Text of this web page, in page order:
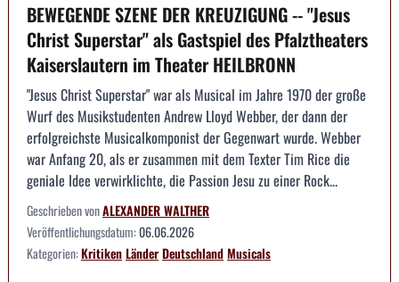
BEWEGENDE SZENE DER KREUZIGUNG -- "Jesus
Christ Superstar" als Gastspiel des Pfalztheaters
Kaiserslautern im Theater HEILBRONN
"Jesus Christ Superstar" war als Musical im Jahre 1970 der große
Wurf des Musikstudenten Andrew Lloyd Webber, der dann der
erfolgreichste Musicalkomponist der Gegenwart wurde. Webber
war Anfang 20, als er zusammen mit dem Texter Tim Rice die
geniale Idee verwirklichte, die Passion Jesu zu einer Rock...
Geschrieben vonALEXANDER WALTHER
Veröffentlichungsdatum:06.06.2026
Kategorien:KritikenLänderDeutschlandMusicals